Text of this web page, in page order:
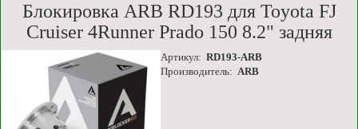
Блокировка ARB RD193 для Toyota FJ
Cruiser 4Runner Prado 150 8.2" задняя
Артикул: RD193-ARB
Производитель: ARB